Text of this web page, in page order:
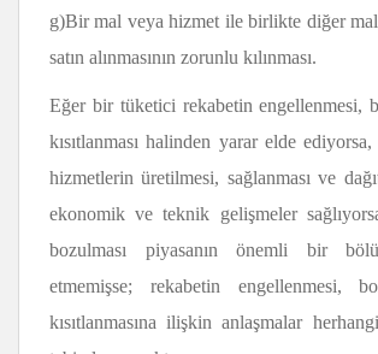
g)Bir mal veya hizmet ile birlikte diğer
satın alınmasının zorunlu kılınması.
Eğer bir tüketici rekabetin engellenmesi,
kısıtlanması halinden yarar elde
hizmetlerin üretilmesi, sağlanması ve
ekonomik ve teknik gelişmeler
bozulması piyasanın önemli bir
etmemişse; rekabetin engellenmesi,
kısıtlanmasına ilişkin anlaşmalar